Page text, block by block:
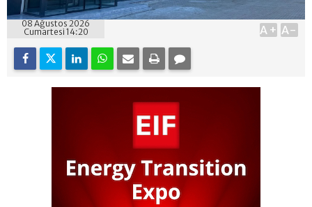
08 Ağustos 2026
Cumartesi 14:20
A+ A-